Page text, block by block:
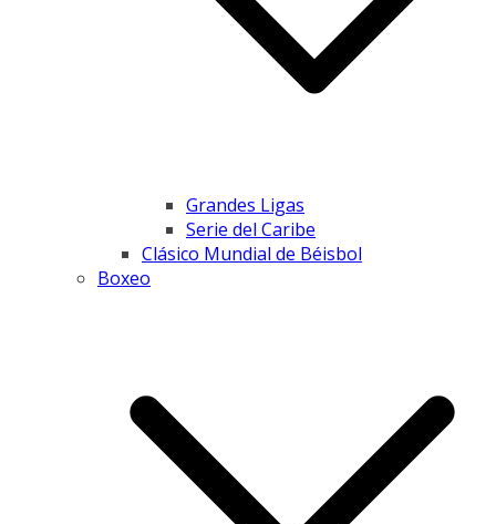
Grandes Ligas
Serie del Caribe
Clásico Mundial de Béisbol
Boxeo